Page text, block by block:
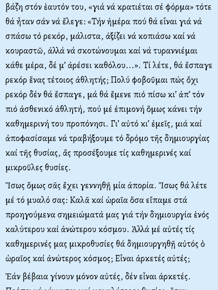
βάζη στόν ἑαυτόν του, «γιά νά κρατιέται σέ φόρμα» τότε
θά ἦταν σάν νά ἔλεγε: «Τήν ἡμέρα πού θά εἶναι γιά νά
σπάσω τό ρεκόρ, μάλιστα, ἀξίζει νά κοπιάσω καί νά
κουραστῶ, ἀλλά νά σκοτώνουμαι καί νά τυραννιέμαι
κάθε μέρα, δέ μ’ ἀρέσει καθόλου...». Τί λέτε, θά ἔσπαγε
ρεκόρ ἕνας τέτοιος ἀθλητής; Πολύ φοβοῦμαι πώς ὄχι
ρεκόρ δέν θά ἔσπαγε, μά θά ἔμενε πιό πίσω κι’ ἀπ’ τόν
πιό ἀσθενικό ἀθλητή, πού μέ ἐπιμονή ὅμως κάνει τήν
καθημερινή του προπόνησι. Γι’ αὐτό κι’ ἐμεῖς, μιά καί
ἀποφασίσαμε νά τραβήξουμε τό δρόμο τῆς δημιουργίας
καί τῆς θυσίας, ἄς προσέξουμε τίς καθημερινές καί
μικροῦλες θυσίες.
Ἴσως ὅμως σᾶς ἔχει γεννηθῇ μία ἀπορία. Ἴσως θά λέτε
μέ τό μυαλό σας: Καλᾶ καί ὡραῖα ὅσα εἴπαμε στά
προηγούμενα σημειώματά μας γιά τήν δημιουργία ἑνός
καλύτερου καί ἀνώτερου κόσμου. Ἀλλά μέ αὐτές τίς
καθημερινές μας μικροθυσίες θά δημιουργηθῇ αὐτός ὁ
ὡραῖος καί ἀνώτερος κόσμος; Εἶναι ἀρκετές αὐτές;
Ἐάν βέβαια γίνουν μόνον αὐτές, δέν εἶναι ἀρκετές.